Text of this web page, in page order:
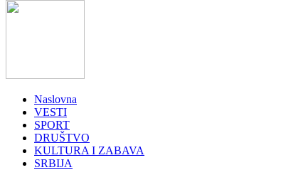
Naslovna
VESTI
SPORT
DRUŠTVO
KULTURA I ZABAVA
SRBIJA